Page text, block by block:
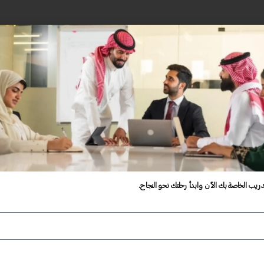
الخاصة بك الآن وابدأ رحلتك نحو النجاح.